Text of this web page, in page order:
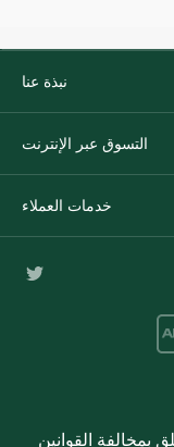
نبذة عنا
التسوق عبر الإنترنت
خدمات العملاء
القوانين